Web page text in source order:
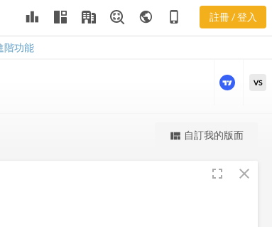
leaderboard public phone_iphone 註冊 / 登入
階功能
WBB
更強大的進階價量圖表
VS
view_quilt 自訂我的版面
fullscreen close